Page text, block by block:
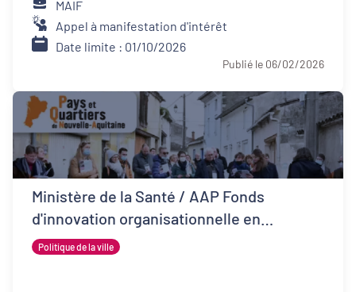
MAIF
Appel à manifestation d'intérêt
Date limite : 01/10/2026
Publié le 06/02/2026
Ministère de la Santé / AAP Fonds
d'innovation organisationnelle en
psychiatrie (FIOP)
Politique de la ville